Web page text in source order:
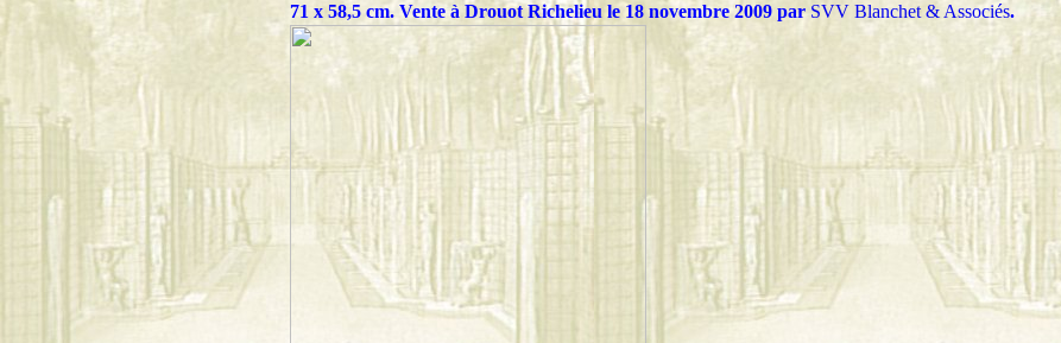
71 x 58,5 cm. Vente à Drouot Richelieu le 18 novembre 2009 par SVV Blanchet & Associés.